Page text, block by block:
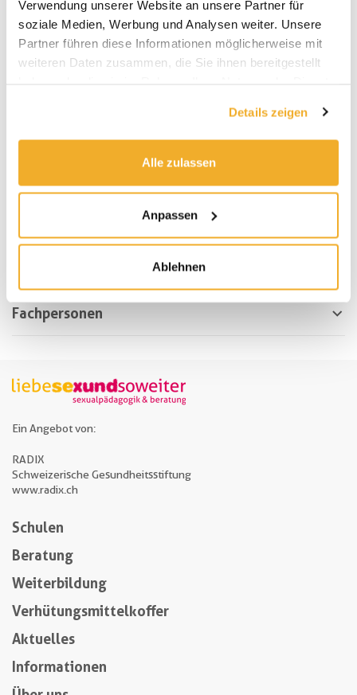
Verwendung unserer Website an unsere Partner für
soziale Medien, Werbung und Analysen weiter. Unsere
Partner führen diese Informationen möglicherweise mit
weiteren Daten zusammen, die Sie ihnen bereitgestellt
Details zeigen
Alle zulassen
Anpassen
Ablehnen
Für die übrigen Arbeitstage kannst duhiereinen
Termin vereinbaren.
Zürich wohnen oder eine Schule besuchen.
Unsere Beratung ist offen für alle – unabhängig von
Alter, Geschlecht, Identität, sexueller Orientierung,
Wir unterstehen der gesetzlichen Schweigepflicht.
Erziehungsberechtigte, Eltern & Erwachsene
Fachpersonen
Ein Angebot von:
RADIX
Schweizerische Gesundheitsstiftung
www.radix.ch
Schulen
Beratung
Weiterbildung
Verhütungsmittelkoffer
Aktuelles
Informationen